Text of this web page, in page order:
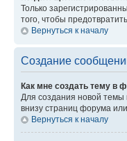
Только
того, чтобы
Вернуться к началу
Создание
Как мне создать тему в
Для создания новой темы
внизу страниц форума
Вернуться к началу